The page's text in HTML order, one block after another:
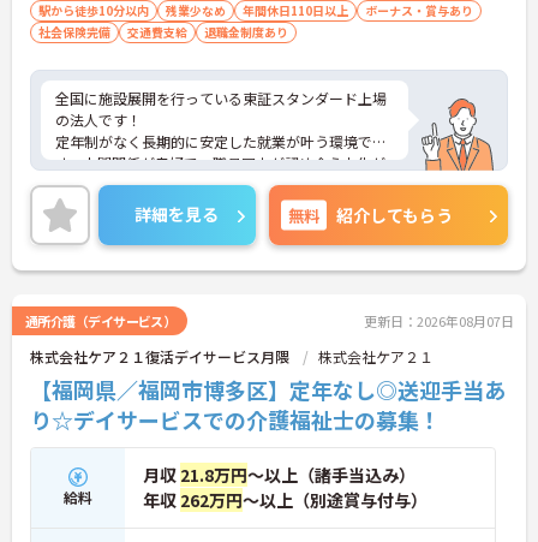
駅から徒歩10分以内 残業少なめ 年間休日110日以上
ボーナス・賞与あり
社会保険完備
交通費支給 退職金制度あり
全国に施設展開を行っている東証スタンダード上場
の法人です！
定年制がなく長期的に安定した就業が叶う環境で
す。人間関係が良好で、職員同士が認め合う文化が
根付いています。
ご興味のある方には、面接対策ポイントなど、さら
に詳細をご案内しますのでお気軽にご相談くださ
い！
詳細を見る 無料 紹介してもらう
通所介護（デイサービス） 更新日：2026年08月07日
株式会社ケア２１復活デイサービス月隈 株式会社ケア２１
【福岡県／福岡市博多区】定年なし◎送迎手当あ
り☆デイサービスでの介護福祉士の募集！
給料
月収 21.8万円～以上（諸手当込み）
年収 262万円～以上（別途賞与付与）